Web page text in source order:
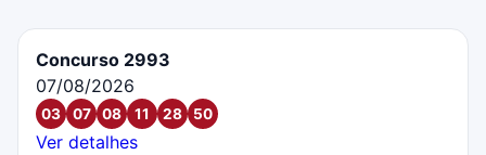
Concurso 2993
07/08/2026
03 07 08 11 28 50
Ver detalhes